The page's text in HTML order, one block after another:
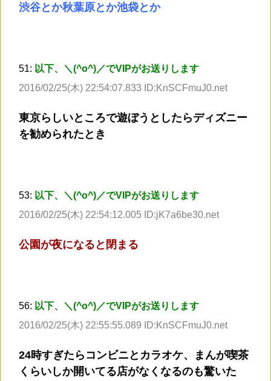
渋谷とか秋葉原とか池袋とか
51: 以下、＼(^o^)／でVIPがお送りします
2016/02/25(木) 22:54:07.833 ID:KnSCFmuJ0.net
東京らしいところで遊ぼうとしたらディズニー
を勧められたとき
53: 以下、＼(^o^)／でVIPがお送りします
2016/02/25(木) 22:54:12.005 ID:jK7a6be30.net
公園が夜になると閉まる
56: 以下、＼(^o^)／でVIPがお送りします
2016/02/25(木) 22:55:55.089 ID:KnSCFmuJ0.net
24時すぎたらコンビニとカラオケ、まんが喫茶
くらいしか開いてる店がなくなるのも驚いた